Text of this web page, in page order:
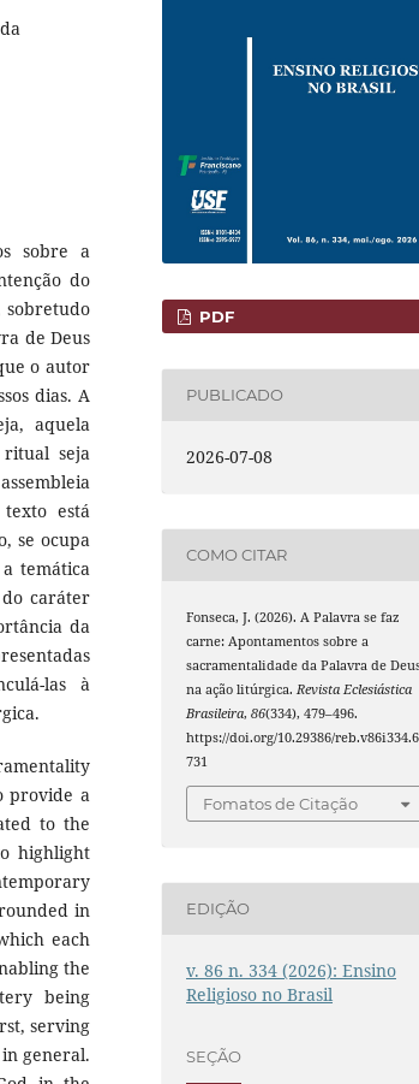
sobre a
do
sobretudo
de Deus
o autor
dias. A
aquela
ritual seja
está
se ocupa
temática
caráter
da
las à
provide a
to the
highlight
in
each
the
being
serving
general.
PDF
PUBLICADO
2026-07-08
COMO CITAR
Fonseca, J. (2026). A Palavra se faz
carne: Apontamentos sobre a
sacramentalidade da Palavra de
na ação litúrgica.Revista Eclesiástica
Brasileira,86(334), 479–496.
https://doi.org/10.29386/reb.v86i334.6
731
Fomatos de Citação
EDIÇÃO
v. 86 n. 334 (2026): Ensino
Religioso no Brasil
SEÇÃO